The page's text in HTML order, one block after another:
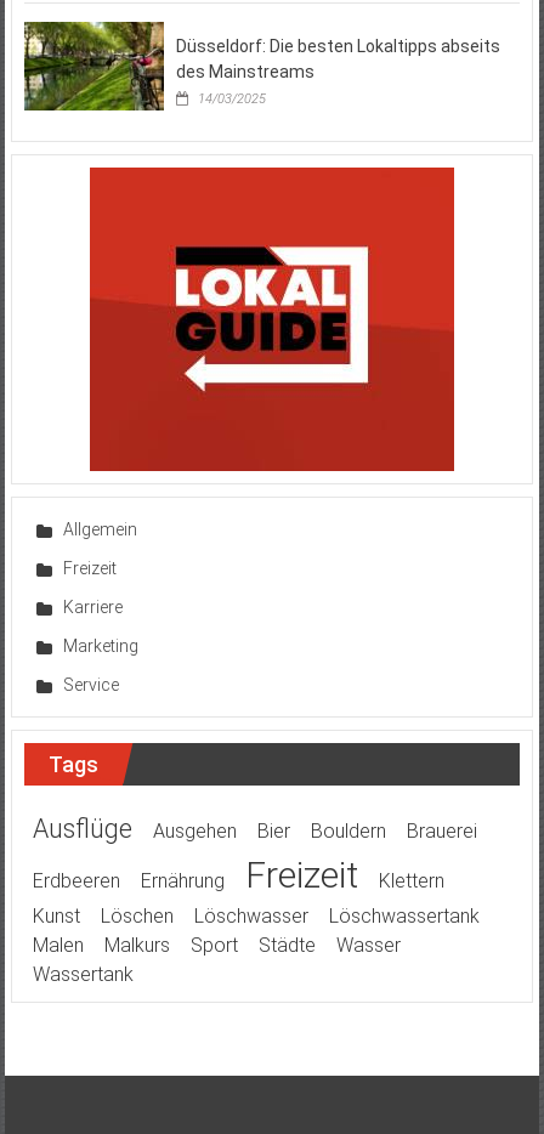
Düsseldorf: Die besten Lokaltipps abseits
des Mainstreams
14/03/2025
Allgemein
Freizeit
Karriere
Marketing
Service
Tags
Ausflüge Ausgehen Bier Bouldern Brauerei
Erdbeeren Ernährung Freizeit
Klettern
Kunst
Löschen Löschwasser
Löschwassertank
Malen
Malkurs Sport Städte
Wasser
Wassertank